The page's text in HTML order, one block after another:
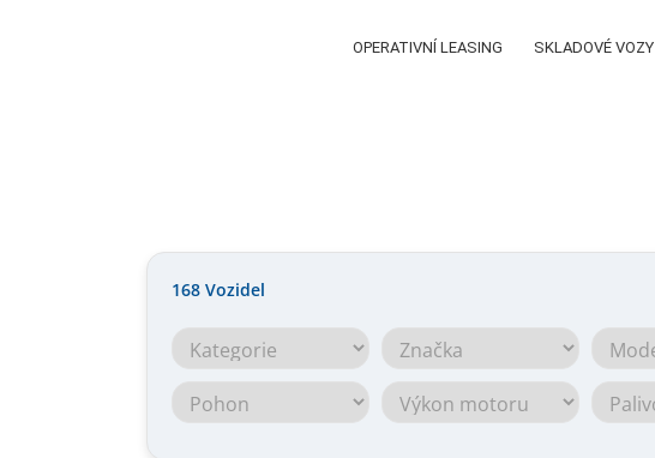
OPERATIVNÍ LEASING SKLADOVÉ VOZY
168 Vozidel